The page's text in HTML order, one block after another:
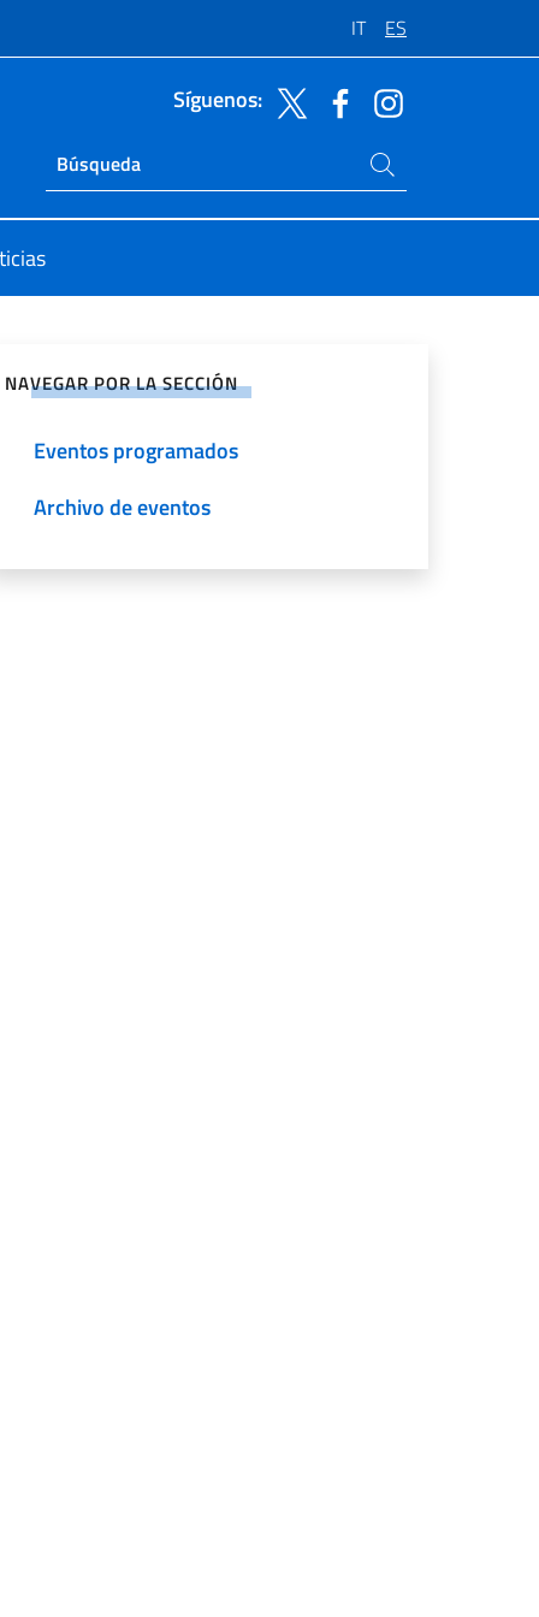
IT ES
Síguenos:
Ricerca sito live
Buscar en el sitio
NAVEGAR POR LA SECCIÓN
Eventos programados
Archivo de eventos